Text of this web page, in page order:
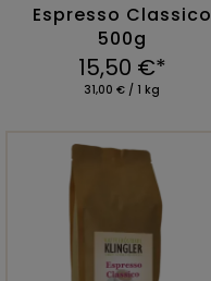
Espresso Classico
500g
15,50 €*
31,00 € / 1 kg